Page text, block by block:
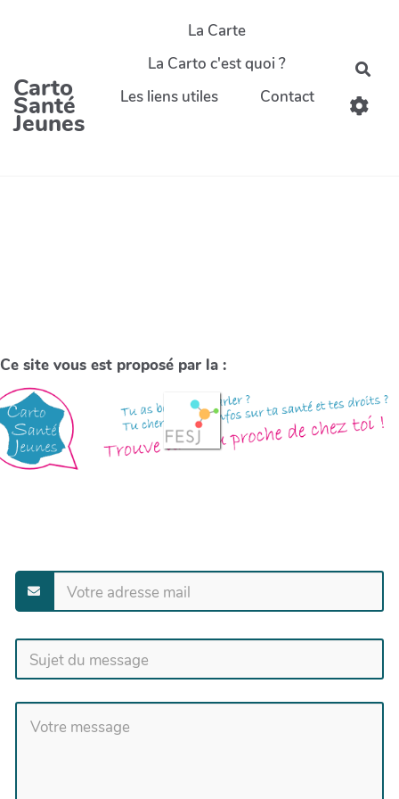
Carto
Santé
Jeunes
La Carte
La Carto c'est quoi ?
Les liens utiles
Contact
Ce site vous est proposé par la :